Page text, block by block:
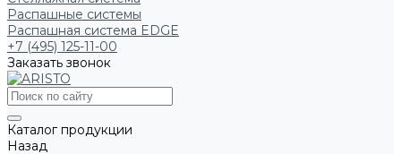
Распашные системы
Распашная система EDGE
+7 (495) 125-11-00
Заказать звонок
Каталог продукции
Назад